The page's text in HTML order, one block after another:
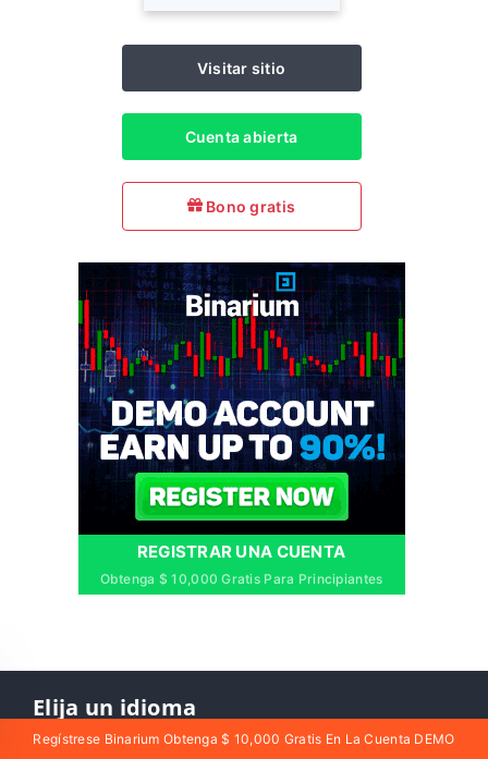
Visitar sitio
Cuenta abierta
Bono gratis
REGISTRAR UNA CUENTA
Obtenga $ 10,000 Gratis Para Principiantes
Elija un idioma
Regístrese Binarium Obtenga $ 10,000 Gratis En La Cuenta DEMO